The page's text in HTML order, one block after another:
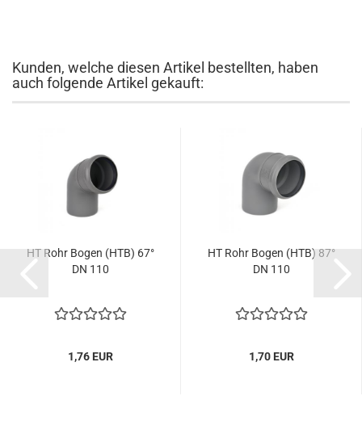
Kunden, welche diesen Artikel bestellten, haben
auch folgende Artikel gekauft:
HT Rohr Bogen (HTB) 67°
DN 110
1,76 EUR
HT Rohr Bogen (HTB) 87°
DN 110
1,70 EUR